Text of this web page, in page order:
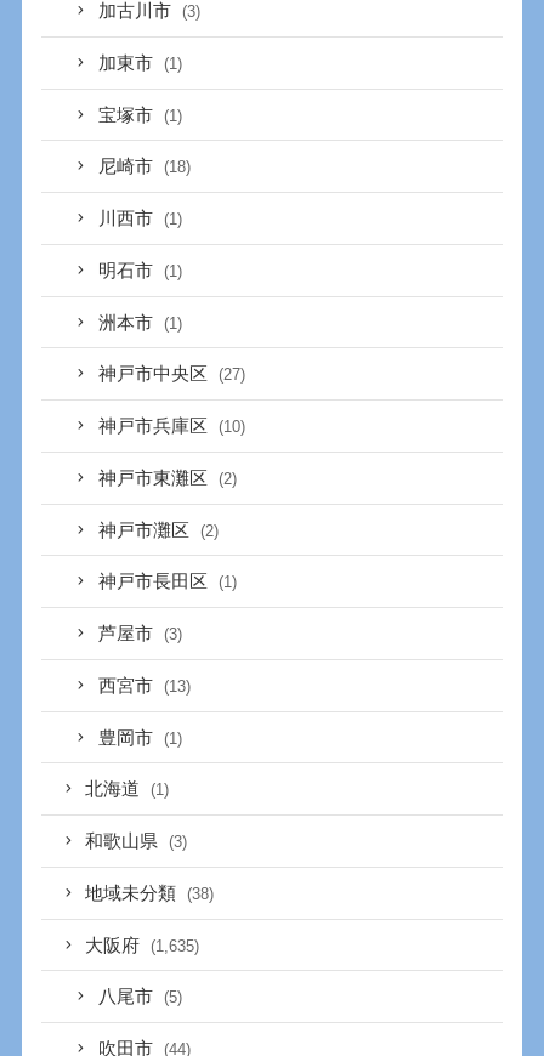
加古川市 (3)
加東市 (1)
宝塚市 (1)
尼崎市 (18)
川西市 (1)
明石市 (1)
洲本市 (1)
神戸市中央区 (27)
神戸市兵庫区 (10)
神戸市東灘区 (2)
神戸市灘区 (2)
神戸市長田区 (1)
芦屋市 (3)
西宮市 (13)
豊岡市 (1)
北海道 (1)
和歌山県 (3)
地域未分類 (38)
大阪府 (1,635)
八尾市 (5)
吹田市 (44)